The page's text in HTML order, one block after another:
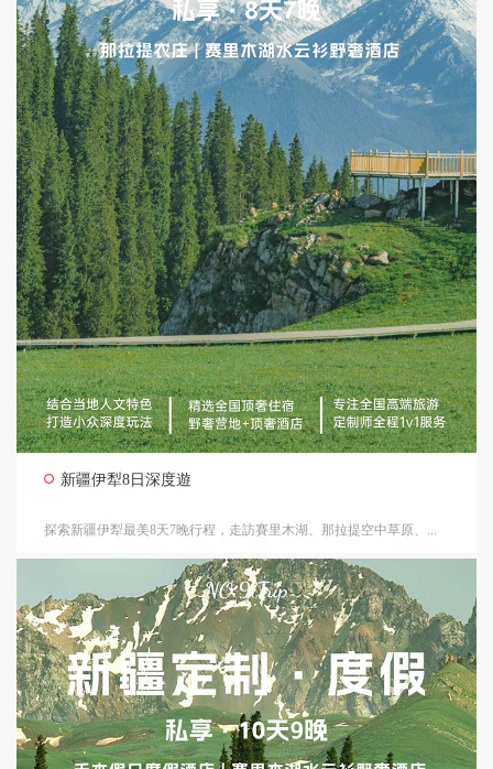
新疆伊犁8日深度遊
探索新疆伊犁最美8天7晚行程，走訪賽里木湖、那拉提空中草原、...